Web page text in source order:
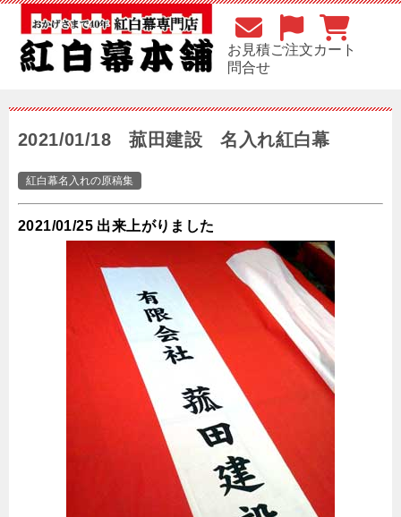
お見積
問合せ
ご注文カート
2021/01/18 菰田建設 名入れ紅白幕
紅白幕名入れの原稿集
2021/01/25 出来上がりました